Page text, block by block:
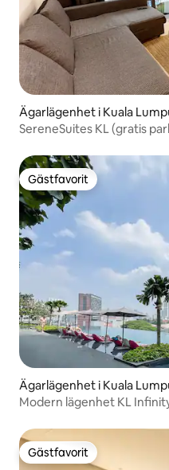
Ägarlägenhet i Kuala
SereneSuites KL (gratis
Gästfavorit
Gästfavorit
Ägarlägenhet i Kuala
Modern lägenhet KL
Gästfavorit
Gästfavorit